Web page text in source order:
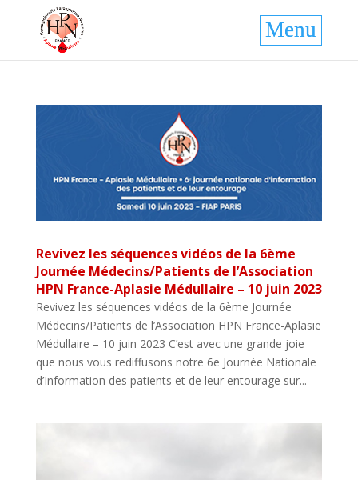
Revivez les séquences vidéos de la 6ème
Journée Médecins/Patients de l’Association
HPN France-Aplasie Médullaire – 10 juin 2023
Revivez les séquences vidéos de la 6ème Journée
Médecins/Patients de l’Association HPN France-Aplasie
Médullaire – 10 juin 2023 C’est avec une grande joie
que nous vous rediffusons notre 6e Journée Nationale
d’Information des patients et de leur entourage sur...